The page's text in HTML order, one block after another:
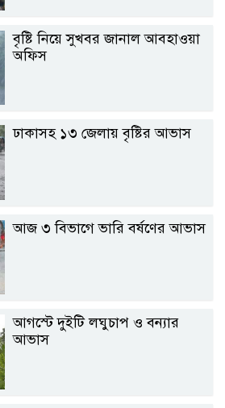
বৃষ্টি নিয়ে সুখবর জানাল আবহাওয়া
অফিস
ঢাকাসহ ১৩ জেলায় বৃষ্টির আভাস
আজ ৩ বিভাগে ভারি বর্ষণের আভাস
আগস্টে দুইটি লঘুচাপ ও বন্যার
আভাস